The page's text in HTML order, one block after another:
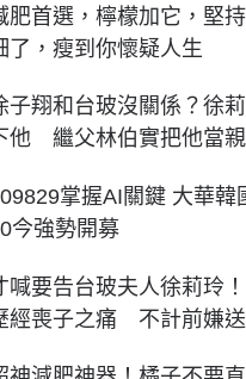
肥首選，檸檬加它，堅
了，瘦到你懷疑人生
子翔和台玻沒關係？徐
下他 繼父林伯實把他當
掌握AI關鍵 大華韓
今強勢開募
喊要告台玻夫人徐莉玲
經喪子之痛 不計前嫌